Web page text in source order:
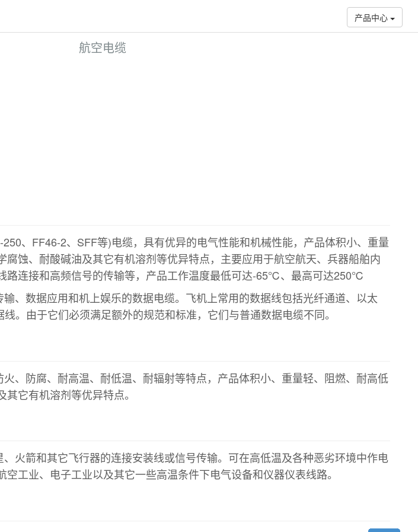
产品中心
航空电缆
、FF46-2、SFF等)电缆，具有优异的电气性能和机械性能，产品体积小、重量
蚀、耐酸碱油及其它有机溶剂等优异特点，主要应用于航空航天、兵器船舶内
路连接和高频信号的传输等，产品工作温度最低可达-65℃、最高可达250℃
、数据应用和机上娱乐的数据电缆。飞机上常用的数据线包括光纤通道、以太
。由于它们必须满足额外的规范和标准，它们与普通数据电缆不同。
、防腐、耐高温、耐低温、耐辐射等特点，产品体积小、重量轻、阻燃、耐高低
它有机溶剂等优异特点。
火箭和其它飞行器的连接安装线或信号传输。可在高低温及各种恶劣环境中作电
工业、电子工业以及其它一些高温条件下电气设备和仪器仪表线路。